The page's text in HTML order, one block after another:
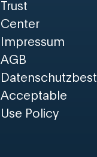
Trust
Center
Impressum
AGB
Acceptable
Use Policy